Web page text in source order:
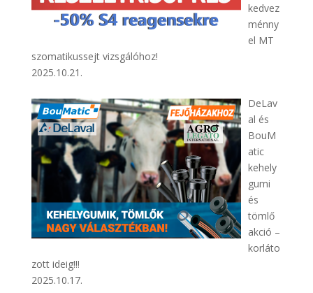
kedvez
ménny
el MT
szomatikussejt vizsgálóhoz!
2025.10.21.
DeLav
al és
BouM
atic
kehely
gumi
és
tömlő
akció –
korláto
zott ideig!!!
2025.10.17.